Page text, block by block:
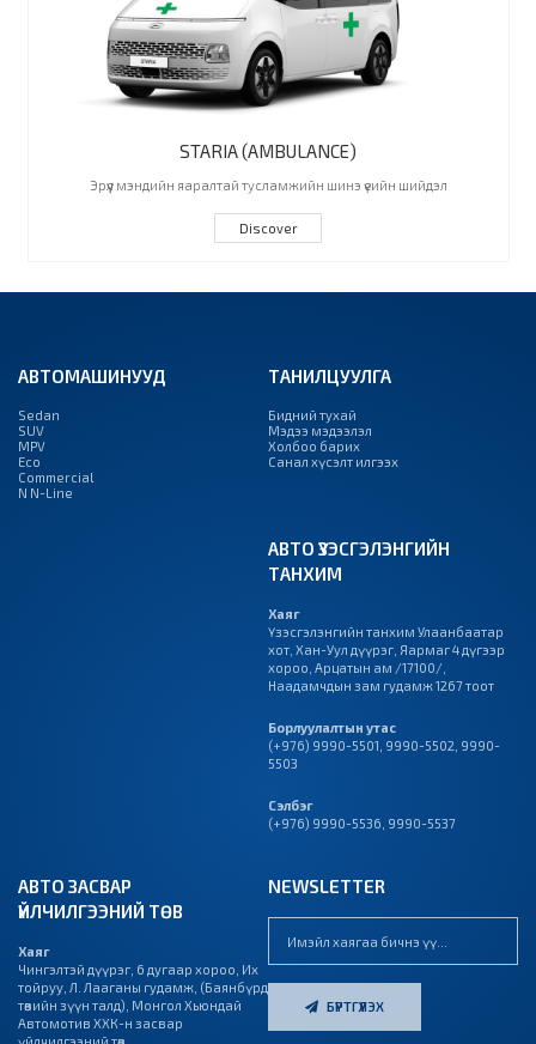
STARIA (AMBULANCE)
Эрүүл мэндийн яаралтай тусламжийн шинэ үеийн шийдэл
Discover
ТАНИЛЦУУЛГА
Бидний тухай
Мэдээ мэдээлэл
Холбоо барих
Санал хүсэлт илгээх
АВТОМАШИНУУД
Sedan
SUV
MPV
Eco
Commercial
N N-Line
АВТО ҮЗЭСГЭЛЭНГИЙН
ТАНХИМ
Хаяг
Үзэсгэлэнгийн танхим Улаанбаатар
хот, Хан-Уул дүүрэг, Яармаг 4 дүгээр
хороо, Арцатын ам /17100/,
Наадамчдын зам гудамж 1267 тоот
Борлуулалтын утас
(+976) 9990-5501 9990-5502 9990-
5503
Сэлбэг
(+976) 9990-5536 9990-5537
АВТО ЗАСВАР
ҮЙЛЧИЛГЭЭНИЙ ТӨВ
Хаяг
Чингэлтэй дүүрэг, 6 дугаар хороо, Их
тойруу, Л. Лааганы гудамж, (Баянбүрд
төвийн зүүн талд), Монгол Хьюндай
Автомотив ХХК-н засвар
NEWSLETTER
БҮРТГҮҮЛЭХ